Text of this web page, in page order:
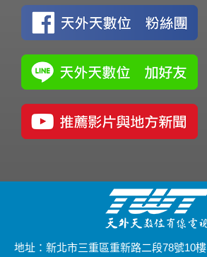
地址：新北市三重區重新路二段78號10樓